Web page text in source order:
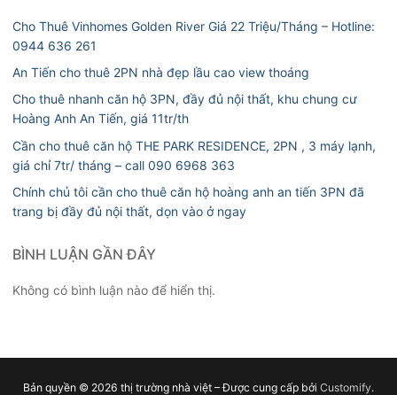
Cho Thuê Vinhomes Golden River Giá 22 Triệu/Tháng – Hotline:
0944 636 261
An Tiến cho thuê 2PN nhà đẹp lầu cao view thoáng
Cho thuê nhanh căn hộ 3PN, đầy đủ nội thất, khu chung cư
Hoàng Anh An Tiến, giá 11tr/th
Cần cho thuê căn hộ THE PARK RESIDENCE, 2PN , 3 máy lạnh,
giá chỉ 7tr/ tháng – call 090 6968 363
Chính chủ tôi cần cho thuê căn hộ hoàng anh an tiến 3PN đã
trang bị đầy đủ nội thất, dọn vào ở ngay
BÌNH LUẬN GẦN ĐÂY
Không có bình luận nào để hiển thị.
Bản quyền © 2026 thị trường nhà việt – Được cung cấp bởi Customify.